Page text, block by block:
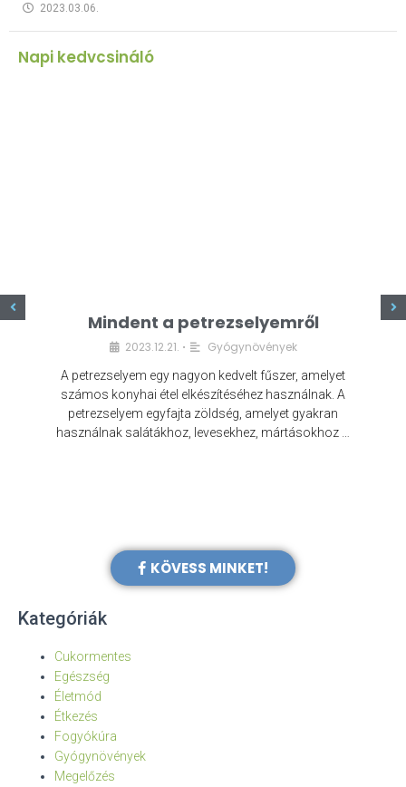
2023.03.06.
Napi kedvcsináló
Mindent a petrezselyemről
2023.12.21. • Gyógynövények
A petrezselyem egy nagyon kedvelt fűszer, amelyet
számos konyhai étel elkészítéséhez használnak. A
petrezselyem egyfajta zöldség, amelyet gyakran
használnak salátákhoz, levesekhez, mártásokhoz …
KÖVESS MINKET!
Kategóriák
Cukormentes
Egészség
Életmód
Étkezés
Fogyókúra
Gyógynövények
Megelőzés